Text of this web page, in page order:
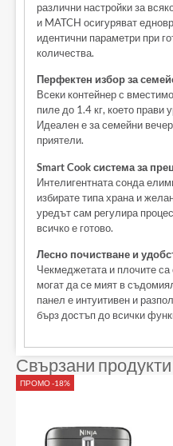
различни настройки за
и MATCH осигуряват
идентични параметри при
количества.
Перфектен избор за
Всеки контейнер с
пиле до 1.4 кг, което
Идеален е за семейни
приятели.
Smart Cook система за
Интелигентната сонда
избирате типа храна и
уредът сам регулира
всичко е готово.
Лесно почистване и
Чекмеджетата и плочите
могат да се мият в
панел е интуитивен и
бърз достъп до всички
Свързани продукти
ПРОМО -18%